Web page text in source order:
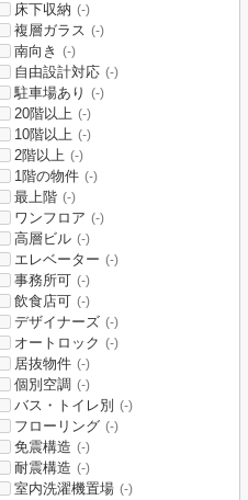
床下収納 (-)
複層ガラス (-)
南向き (-)
自由設計対応 (-)
駐車場あり (-)
20階以上 (-)
10階以上 (-)
2階以上 (-)
1階の物件 (-)
最上階 (-)
ワンフロア (-)
高層ビル (-)
エレベーター (-)
事務所可 (-)
飲食店可 (-)
デザイナーズ (-)
オートロック (-)
居抜物件 (-)
個別空調 (-)
バス・トイレ別 (-)
フローリング (-)
免震構造 (-)
耐震構造 (-)
室内洗濯機置場 (-)